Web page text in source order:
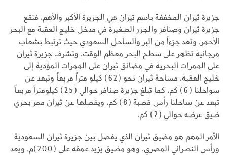
جزيرة ثيران المخففة باسم تيران هي الجزيرة الأكبر والأهم، فتقع
جزيرة ثيران وصنافر والجزر الصغيرة في مدخل خليج العقبة مع البحر
الأحمر، وتعد جزءاً من البر والساحل السعودي حيث ترتبط بشعاب
مرجانية تظهر على سطح البحر معظم الوقت، وتشرف جزيرة ثيران
على الممرات البحرية في مضائق ثيران على الممرات المؤدية إلى
خليج العقبة، مساحة ثيران نحو (62) كيلو متراً مربعاً وتبعد عن
سواحلنا (6) كم، كما تبلغ جزيرة صنافر حوالي (25) كيلومتراً مربعاً
تبعد عن ساحلنا رأس قصبة (8) كم، ويفصلها عن ثيران ممر بحري
ضيق عرضه حوالي (2) كم.
الأمر المهم هو مضيق ثيران الذي يفصل بين جزيرة ثيران السعودية
ورأس النصراني المصري، وهو مضيق يزيد عمقه على (200)م، ويعد